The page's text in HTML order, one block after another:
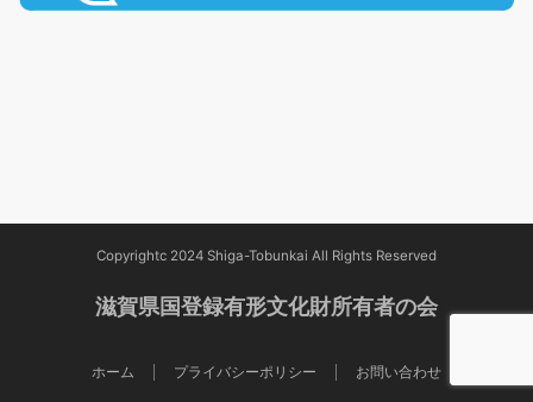
Copyrightc 2024 Shiga-Tobunkai All Rights Reserved
滋賀県国登録有形文化財所有者の会
ホーム プライバシーポリシー お問い合わせ